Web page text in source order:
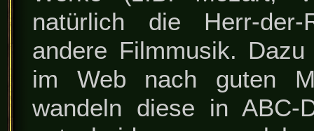
natürlich die Herr-der-
andere Filmmusik.
im Web nach guten
wandeln diese in ABC-